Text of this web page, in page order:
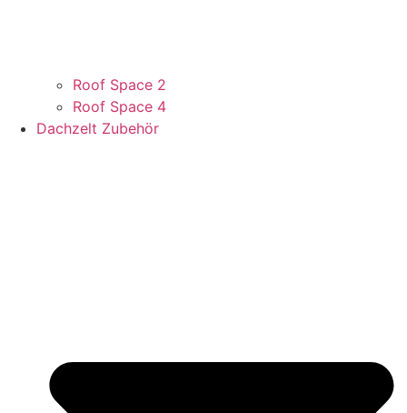
Roof Space 2
Roof Space 4
Dachzelt Zubehör